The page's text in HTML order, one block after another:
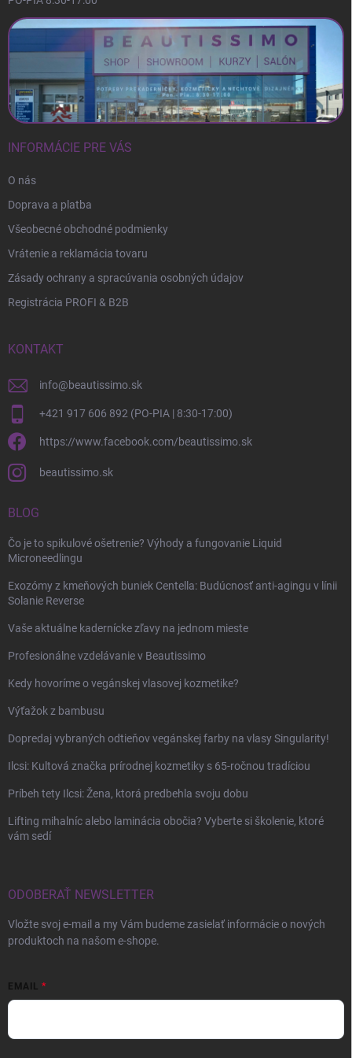
INFORMÁCIE PRE VÁS
O nás
Doprava a platba
Všeobecné obchodné podmienky
Vrátenie a reklamácia tovaru
Zásady ochrany a spracúvania osobných údajov
Registrácia PROFI & B2B
KONTAKT
info@beautissimo.sk
+421 917 606 892 (PO-PIA | 8:30-17:00)
https://www.facebook.com/beautissimo.sk
beautissimo.sk
BLOG
Čo je to spikulové ošetrenie? Výhody a fungovanie Liquid
Microneedlingu
Exozómy z kmeňových buniek Centella: Budúcnosť anti-agingu v línii
Solanie Reverse
Vaše aktuálne kadernícke zľavy na jednom mieste
Profesionálne vzdelávanie v Beautissimo
Kedy hovoríme o vegánskej vlasovej kozmetike?
Výťažok z bambusu
Dopredaj vybraných odtieňov vegánskej farby na vlasy Singularity!
Ilcsi: Kultová značka prírodnej kozmetiky s 65-ročnou tradíciou
Príbeh tety Ilcsi: Žena, ktorá predbehla svoju dobu
Lifting mihalníc alebo laminácia obočia? Vyberte si školenie, ktoré
vám sedí
ODOBERAŤ NEWSLETTER
Vložte svoj e-mail a my Vám budeme zasielať informácie o nových
produktoch na našom e-shope.
EMAIL